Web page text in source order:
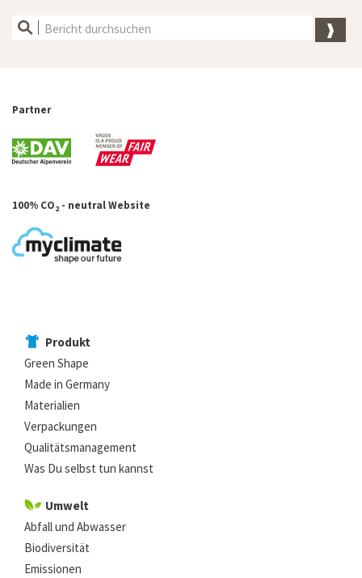
Partner
100% CO2 - neutral Website
Produkt
Green Shape
Made in Germany
Materialien
Verpackungen
Qualitätsmanagement
Was Du selbst tun kannst
Umwelt
Abfall und Abwasser
Biodiversität
Emissionen